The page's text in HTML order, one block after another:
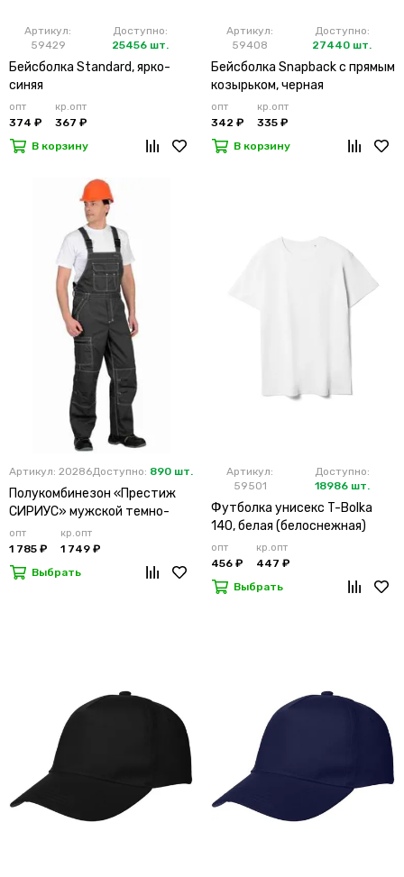
Артикул:
59429
Доступно:
25456 шт.
Бейсболка Standard, ярко-
синяя
опт
374 ₽
кр.опт
367 ₽
В корзину
Артикул:
59408
Доступно:
27440 шт.
Бейсболка Snapback с прямым
козырьком, черная
опт
342 ₽
кр.опт
335 ₽
В корзину
Артикул: 20286Доступно: 890 шт.
Полукомбинезон «Престиж
СИРИУС» мужской темно-
серый
опт
1 785 ₽
кр.опт
1 749 ₽
Выбрать
Артикул:
59501
Доступно:
18986 шт.
Футболка унисекс T-Bolka
140, белая (белоснежная)
опт
456 ₽
кр.опт
447 ₽
Выбрать